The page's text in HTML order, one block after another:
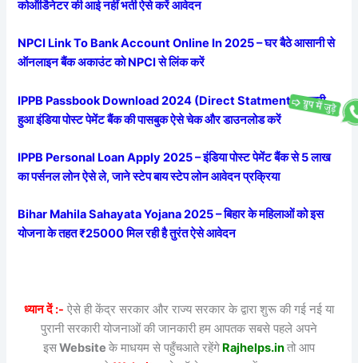
कोऑर्डिनेटर की आई नहीं भर्ती ऐसे करें आवेदन
NPCI Link To Bank Account Online In 2025 – घर बैठे आसानी से
ऑनलाइन बैंक अकाउंट को NPCI से लिंक करें
IPPB Passbook Download 2024 (Direct Statment) – जारी
हुआ इंडिया पोस्ट पेमेंट बैंक की पासबुक ऐसे चेक और डाउनलोड करें
IPPB Personal Loan Apply 2025 – इंडिया पोस्ट पेमेंट बैंक से 5 लाख
का पर्सनल लोन ऐसे ले, जाने स्टेप बाय स्टेप लोन आवेदन प्रक्रिया
Bihar Mahila Sahayata Yojana 2025 – बिहार के महिलाओं को इस
योजना के तहत ₹25000 मिल रही है तुरंत ऐसे आवेदन
ध्यान दें :- ऐसे ही केंद्र सरकार और राज्य सरकार के द्वारा शुरू की गई नई या
पुरानी सरकारी योजनाओं की जानकारी हम आपतक सबसे पहले अपने
इसWebsite के माधयम से पहुँचआते रहेंगे Rajhelps.inतो आप